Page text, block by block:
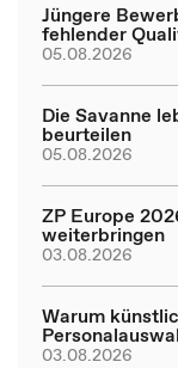
Jüngere
fehlender
05.08.2026
Die Savanne
beurteilen
05.08.2026
ZP Europe
weiterbringen
03.08.2026
Warum
03.08.2026